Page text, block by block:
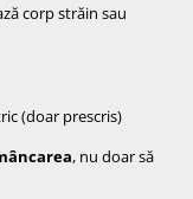
corp străin sau
(doar prescris)
, nu doar să